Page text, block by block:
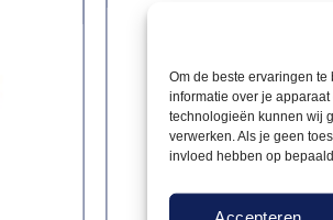
Om de beste ervaringen
informatie over je
technologieën kunnen wij
verwerken. Als je geen
invloed hebben op